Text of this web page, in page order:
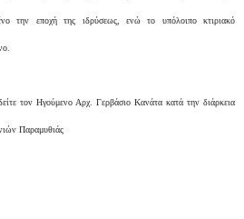
την εποχή της ιδρύσεως, ενώ το υπόλοιπο κτιριακό
τον Ηγούμενο Αρχ. Γερβάσιο Κανάτα κατά την διάρκεια
Παραμυθιάς